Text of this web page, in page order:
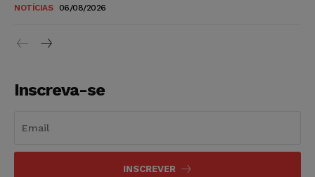
NOTÍCIAS 06/08/2026
Inscreva-se
INSCREVER